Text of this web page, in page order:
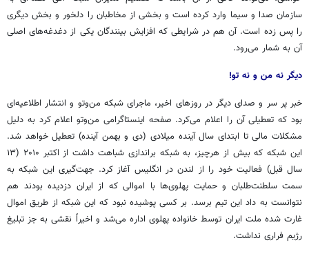
سازمان صدا و سیما وارد کرده است و بخشی از مخاطبان را دلخور و بخش دیگری
را پس زده است. آن هم در شرایطی که افزایش بینندگان یکی از دغدغه‌های اصلی
آن به شمار می‌رود.
دیگر نه من و نه تو!
خبر پر سر و صدای دیگر در روزهای اخیر، ماجرای شبکه من‌وتو و انتشار اطلاعیه‌ای
بود که تعطیلی آن را اعلام می‌کرد. صفحه اینستاگرامی من‌وتواعلام کرد به دلیل
مشکلات مالی تا ابتدای سال آینده میلادی (دی و بهمن آینده) تعطیل خواهد شد.
این شبکه که بیش از هرچیز
، به شبکه براندازی شباهت داشت از اکتبر ۲۰۱۰ (۱۳
سال قبل) فعالیت خود را از لندن در انگلیس آغاز کرد. جهت‌گیری این شبکه به
سمت سلطنت‌طلبان و حمایت پهلوی‌ها با اموالی که از ایران دزدیده بودند هم
نتوانست به داد این تیم برسد. بر کسی پوشیده نبود که این شبکه از طریق اموال
غارت شده ملت ایران توسط خانواده پهلوی اداره می‌شد و اخیراً نقشی به جز تبلیغ
رژیم فراری نداشت.